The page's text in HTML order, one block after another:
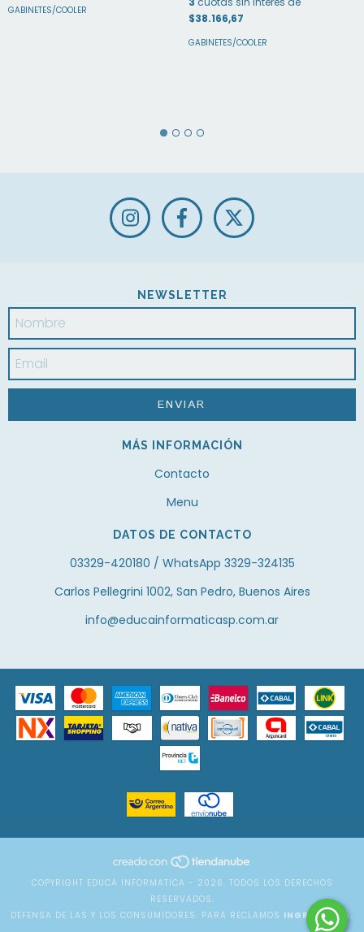
GABINETES/COOLER
$38.166,67
GABINETES/COOLER
NEWSLETTER
MÁS INFORMACIÓN
Contacto
Menu
DATOS DE CONTACTO
03329-420180 / WhatsApp 3329-324135
Carlos Pellegrini 1002, San Pedro, Buenos Aires
info@educainformaticasp.com.ar
COPYRIGHT EDUCA INFORMATICA - 2026. TODOS LOS DERECHOS
RESERVADOS.
DEFENSA DE LAS Y LOS CONSUMIDORES. PARA RECLAMOS INGRESÁ ACÁ.